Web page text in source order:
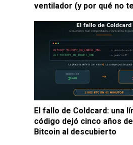
ventilador (y por qué no
El fallo de Coldcard: una
código dejó cinco años
Bitcoin al descubierto